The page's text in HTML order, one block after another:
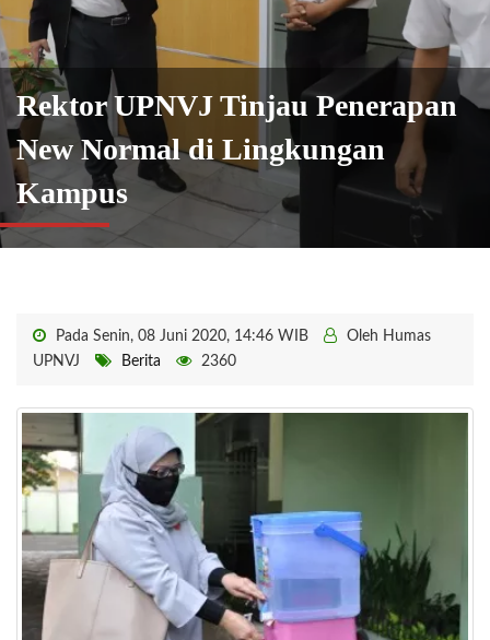
Rektor UPNVJ Tinjau Penerapan
New Normal di Lingkungan
Kampus
Pada Senin, 08 Juni 2020, 14:46 WIB
Oleh Humas
UPNVJ
Berita 2360